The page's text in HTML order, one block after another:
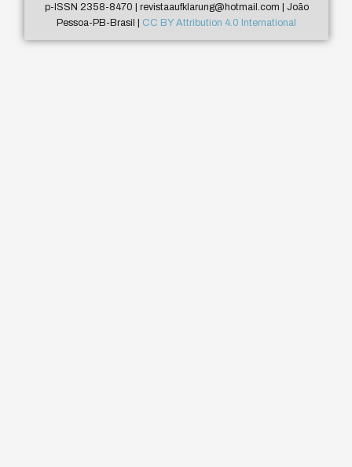
p-ISSN 2358-8470 | revistaaufklarung@hotmail.com | João
Pessoa-PB-Brasil | CC BY Attribution 4.0 International